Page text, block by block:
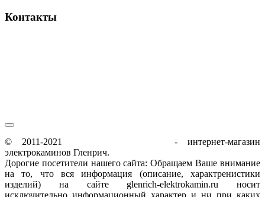
Контакты
© 2011-2021
- интернет-магазин
электрокаминов Гленрич.
Дорогие посетители нашего сайта: Обращаем Ваше внимание
на то, что вся информация (описание, характренистики
изделий) на сайте glenrich-elektrokamin.ru носит
исключительно информационный характер и ни при каких